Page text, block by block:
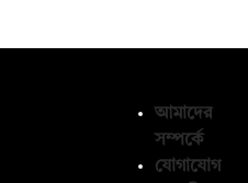
আমাদের
সম্পর্কে
যোগাযোগ